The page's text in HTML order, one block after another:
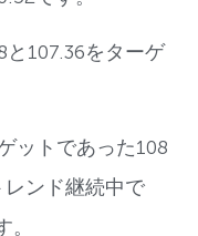
107.36をターゲ
ットであった108
ンド継続中で